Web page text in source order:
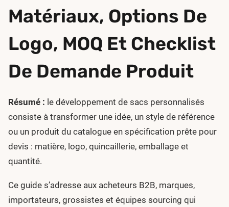
Matériaux, Options De
Logo, MOQ Et Checklist
De Demande Produit
Résumé : le développement de sacs personnalisés
consiste à transformer une idée, un style de référence
ou un produit du catalogue en spécification prête pour
devis : matière, logo, quincaillerie, emballage et
quantité.
Ce guide s’adresse aux acheteurs B2B, marques,
importateurs, grossistes et équipes sourcing qui